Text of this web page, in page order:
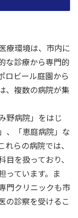
療環境は、市内に
な診療から専門的
ロビール庭園から
、複数の病院が集
野病院」をはじ
、「恵庭病院」な
らの病院では、
を扱っており、
っています。ま
門クリニックも市
の診察を受けるこ